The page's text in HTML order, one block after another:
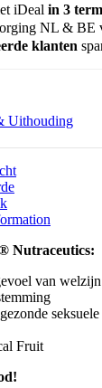
iDeal in 3
NL & BE
klanten
Uithouding
Nutraceutics:
van welzijn
Fruit